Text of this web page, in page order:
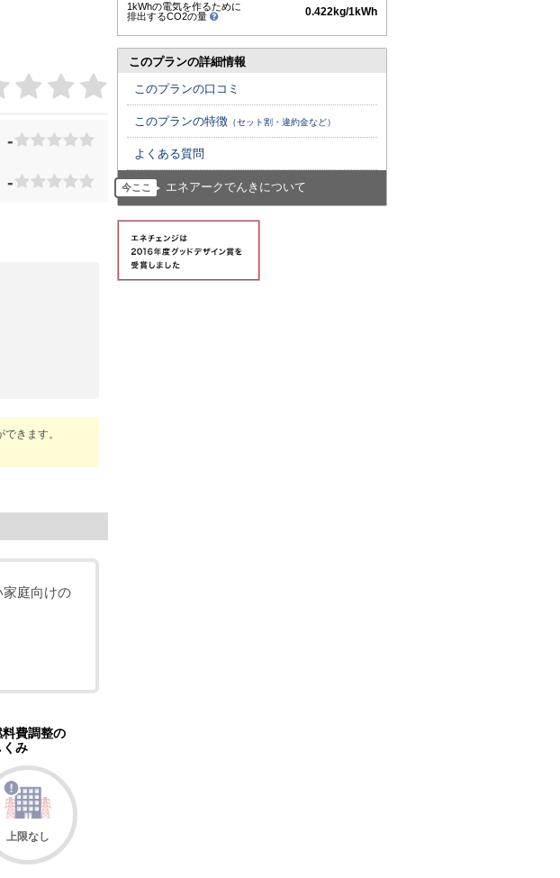
-
-
きます。
庭向けの
料費調整の
くみ
上限なし
1kWhの電気を作るために
排出するCO2の量
0.422kg/1kWh
このプランの詳細情報
このプランの口コミ
このプランの特徴 （セット割・違約金など）
よくある質問
今ここ エネアークでんきについて